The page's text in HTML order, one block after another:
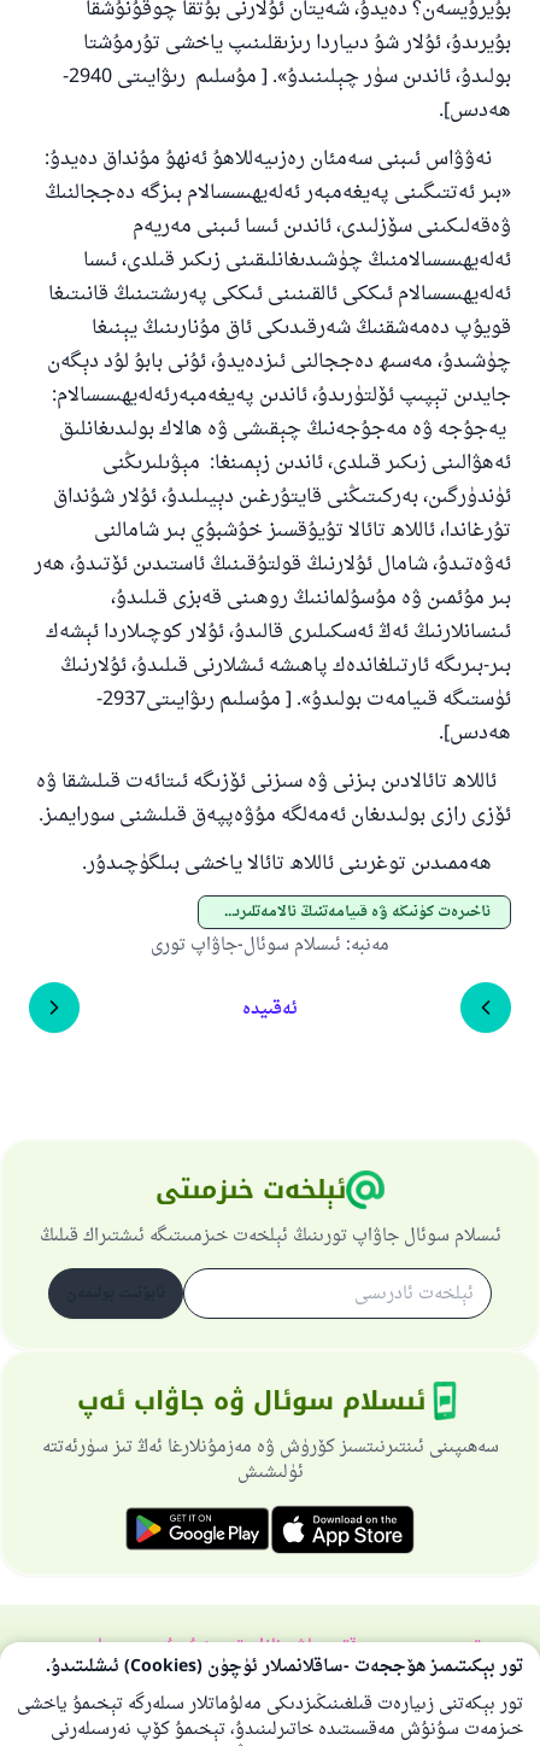
بۇيرۇيسەن؟ دەيدۇ، شەيتان ئۇلارنى بۇتقا چوقۇنۇشقا
بۇيرىدۇ، ئۇلار شۇ دىياردا رىزىقلىنىپ ياخشى تۇرمۇشتا
بولىدۇ، ئاندىن سۈر چېلىنىدۇ». [ مۇسلىم رىۋايىتى 2940-
ھەدىس].
نەۋۋاس ئىبنى سەمئان رەزىيەللاھۇ ئەنھۇ مۇنداق دەيدۇ:
«بىر ئەتتىگىنى پەيغەمبەر ئەلەيھىسسالام بىزگە دەججالنىڭ
ۋەقەلىكىنى سۆزلىدى، ئاندىن ئىسا ئىبنى مەريەم
ئەلەيھىسسالامنىڭ چۈشىدىغانلىقىنى زىكىر قىلدى، ئىسا
ئەلەيھىسسالام ئىككى ئالقىنىنى ئىككى پەرىشتىنىڭ قانىتىغا
قويۇپ دەمەشقنىڭ شەرقىدىكى ئاق مۇنارىنىڭ يېنىغا
چۈشىدۇ، مەسىھ دەججالنى ئىزدەيدۇ، ئۇنى بابۇ لۇد دېگەن
جايدىن تېپىپ ئۆلتۈرىدۇ، ئاندىن پەيغەمبەرئەلەيھىسسالام:
يەجۇجە ۋە مەجۇجەنىڭ چېقىشى ۋە ھالاك بولىدىغانلىق
ئەھۋالىنى زىكىر قىلدى، ئاندىن زېمىنغا: مېۋىلىرىڭنى
ئۈندۈرگىن، بەركىتىڭنى قايتۇرغىن دېيىلىدۇ، ئۇلار شۇنداق
تۇرغاندا، ئاللاھ تائالا تۇيۇقسىز خۇشبۇي بىر شامالنى
ئەۋەتىدۇ، شامال ئۇلارنىڭ قولتۇقىنىڭ ئاستىدىن ئۆتىدۇ، ھەر
بىر مۇئ‍مىن ۋە مۇسۇلماننىڭ روھىنى قەبزى قىلىدۇ،
ئىنسانلارنىڭ ئەڭ ئەسكىلىرى قالىدۇ، ئۇلار كوچىلاردا ئېشەك
بىر-بىرىگە ئارتىلغاندەك پاھىشە ئىشلارنى قىلىدۇ، ئۇلارنىڭ
ئۈستىگە قىيامەت بولىدۇ».
[ مۇسلىم رىۋايىتى2937-
ھەدىس].
ئاللاھ تائالادىن بىزنى ۋە سىزنى ئۆزىگە ئىتائەت قىلىشقا ۋە
ئۆزى رازى بولىدىغان ئەمەلگە مۇۋەپپەق قىلىشنى سورايمىز.
ھەممىدىن توغرىنى ئاللاھ تائالا ياخشى بىلگۈچىدۇر.
ئاخىرەت كۈنىگە ۋە قىيامەتنىڭ ئالامەتلىرىگە ئىشىنىش
مەنبە: ئىسلام سوئال-جاۋاپ تورى
ئەقىيدە
ئېلخەت خىزمىتى
ئىسلام سوئال جاۋاپ تورىنىڭ ئېلخەت خىزمىىتىگە ئىشتىراك قىلىڭ
ئىسلام سوئال ۋە جاۋاب ئەپ
سەھىپىنى ئىنتىرنىتسىز كۆرۈش ۋە مەزمۇنلارغا ئەڭ تىز سۈرئەتتە
ئۈلىشىش
تورسەھىپىسى ھەققىدەباش نازارەتچىخۇسۇسىي سىياسەت
بارلىق ھوقۇق ئىسلام سوئال-جاۋاپ تورىغا مەنسۇپتۇر 1997-2025 ©
تور بېكىتىمىز ھۆججەت -ساقلانمىلار ئۈچۈن (Cookies) ئىشلىتىدۇ.
تور بېكەتنى زىيارەت قىلغىنىڭىزدىكى مەلۇماتلار سىلەرگە تېخىمۇ ياخشى
خىزمەت سۇنۇش مەقسىتىدە خاتىرلىنىدۇ، تېخىمۇ كۆپ نەرسىلەرنى